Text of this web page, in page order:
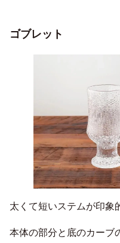
ゴブレット
太くて短いステムが印象
本体の部分と底のカーブ